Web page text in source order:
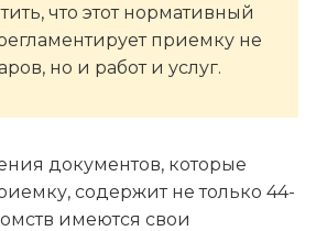
что этот нормативный
приемку не
но и работ и услуг.
документов, которые
содержит не только 44-
имеются свои